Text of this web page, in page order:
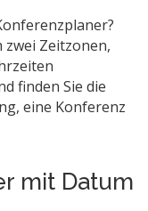
zwei Zeitzonen,
finden Sie die
eine Konferenz
mit Datum